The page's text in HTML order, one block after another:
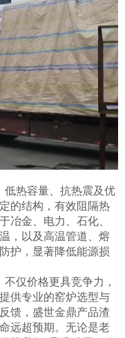
低热容量、抗热震及优
的结构，有效阻隔热
冶金、电力、石化、
，以及高温管道、熔
护，显著降低能源损
仅价格更具竞争力，
供专业的窑炉选型与
馈，盛世金鼎产品渣
远超预期。无论是老